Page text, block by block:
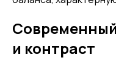
и контраст